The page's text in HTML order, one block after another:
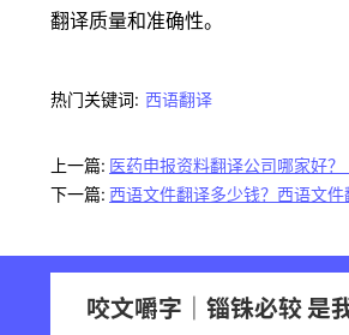
翻译质量和准确性。
热门关键词: 西语翻译
上一篇: 医药申报资料翻译公司哪家好？
下一篇: 西语文件翻译多少钱？西语文件
咬文嚼字｜锱铢必较 是